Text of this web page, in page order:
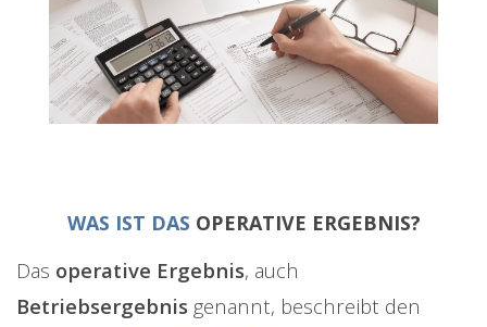
WAS IST DAS OPERATIVE ERGEBNIS?
Das operative Ergebnis, auch
Betriebsergebnis genannt, beschreibt den